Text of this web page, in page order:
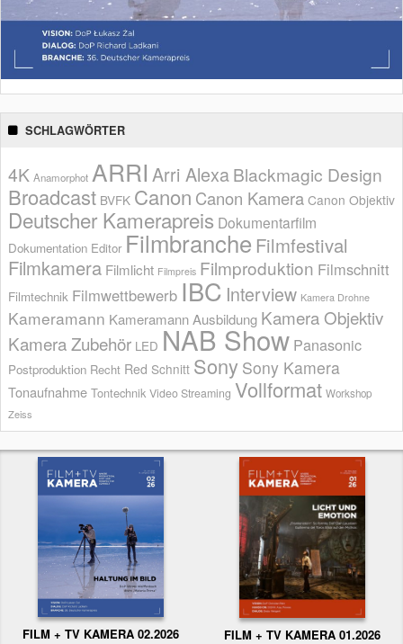
SCHLAGWÖRTER
4K Anamorphot ARRI Arri AlexaBlackmagic Design
Broadcast BVFK Canon Canon Kamera Canon Objektiv
Deutscher Kamerapreis Dokumentarfilm
Dokumentation Editor Filmbranche Filmfestival
Filmkamera Filmlicht Filmpreis Filmproduktion Filmschnitt
Filmtechnik Filmwettbewerb IBC Interview Kamera Drohne
Kameramann Kameramann Ausbildung Kamera Objektiv
Kamera Zubehör LED NAB Show Panasonic
Postproduktion Recht Red Schnitt Sony Sony Kamera
Tonaufnahme Tontechnik Video Streaming Vollformat Workshop
Zeiss
FILM + TV KAMERA 02.2026 FILM + TV KAMERA 01.2026